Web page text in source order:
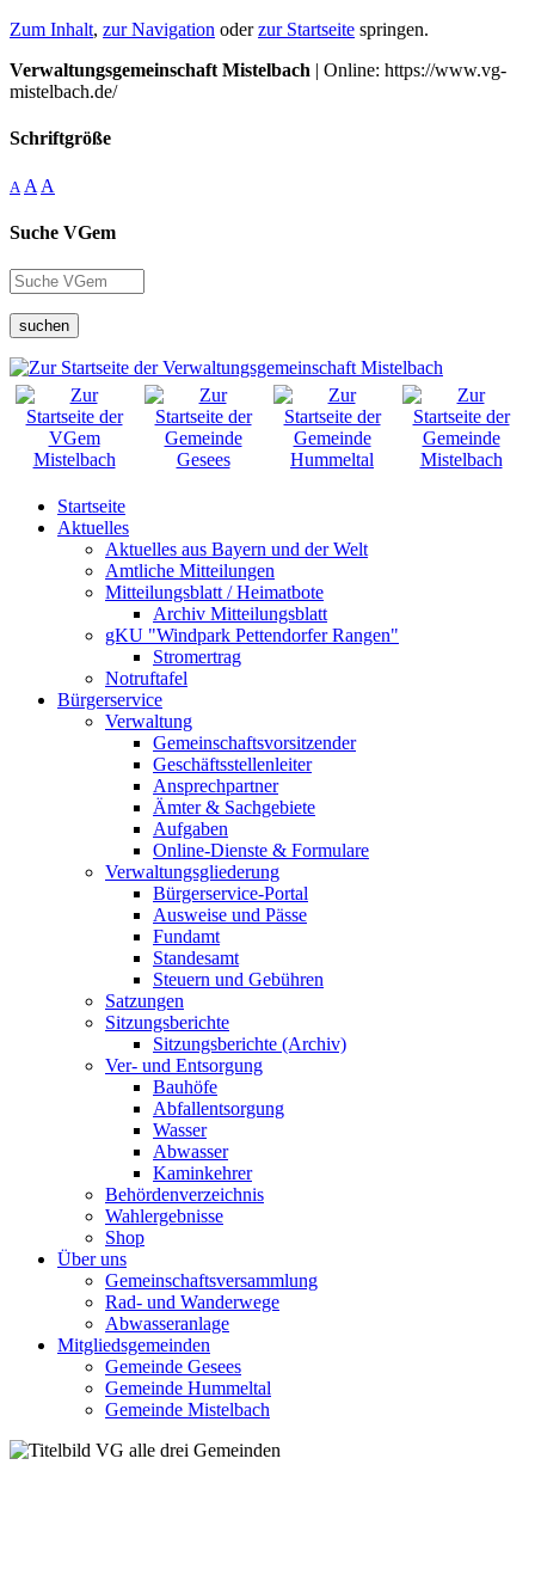
Zum Inhalt, zur Navigation oderzur Startseite springen.
Verwaltungsgemeinschaft Mistelbach | Online: https://www.vg-
mistelbach.de/
Schriftgröße
A A A
Suche VGem
suchen
Startseite
Aktuelles
Aktuelles aus Bayern und der Welt
Amtliche Mitteilungen
Mitteilungsblatt / Heimatbote
Archiv Mitteilungsblatt
gKU "Windpark Pettendorfer Rangen"
Stromertrag
Notruftafel
Bürgerservice
Verwaltung
Gemeinschaftsvorsitzender
Geschäftsstellenleiter
Ansprechpartner
Ämter & Sachgebiete
Aufgaben
Online-Dienste & Formulare
Verwaltungsgliederung
Bürgerservice-Portal
Ausweise und Pässe
Fundamt
Standesamt
Steuern und Gebühren
Satzungen
Sitzungsberichte
Sitzungsberichte (Archiv)
Ver- und Entsorgung
Bauhöfe
Abfallentsorgung
Wasser
Abwasser
Kaminkehrer
Behördenverzeichnis
Wahlergebnisse
Shop
Über uns
Gemeinschaftsversammlung
Rad- und Wanderwege
Abwasseranlage
Mitgliedsgemeinden
Gemeinde Gesees
Gemeinde Hummeltal
Gemeinde Mistelbach